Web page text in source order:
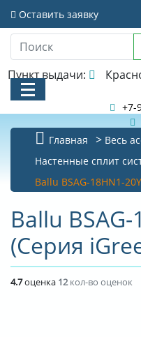
Оставить заявку
Пункт выдачи:
+7-
КАТАЛОГ
АКЦИИ И РАСПРОДАЖИ
БИБЛИОТЕКА
НОВОСТИ
Главная
Весь
Настенные сплит
Ballu BSAG-18HN1-20Y
Ballu
(Серия
4.7оценка 12кол-во оценок